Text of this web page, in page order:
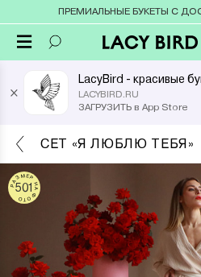
ПРЕМИАЛЬНЫЕ БУКЕТЫ С
×
LacyBird - красивые
LACYBIRD.RU
ЗАГРУЗИТЬ в App Store
СЕТ «Я ЛЮБЛЮ ТЕБЯ»
РАЗМЕР НА ФОТО
501